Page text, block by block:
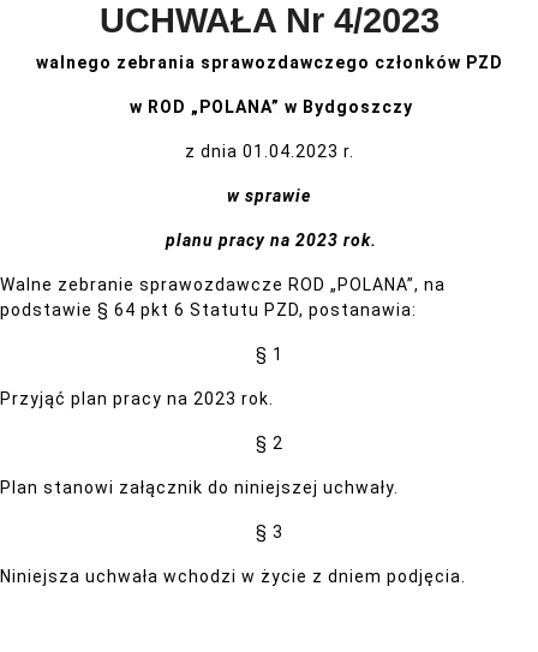
UCHWAŁA Nr 4/2023
walnego zebrania sprawozdawczego członków PZD
w ROD „POLANA” w Bydgoszczy
z dnia 01.04.2023 r.
w sprawie
planu pracy na 2023 rok.
Walne zebranie sprawozdawcze ROD „POLANA”, na
podstawie § 64 pkt 6 Statutu PZD, postanawia:
§ 1
Przyjąć plan pracy na 2023 rok.
§ 2
Plan stanowi załącznik do niniejszej uchwały.
§ 3
Niniejsza uchwała wchodzi w życie z dniem podjęcia.